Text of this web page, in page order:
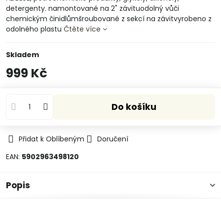
detergenty. namontované na 2" závituodolný vůči
chemickým činidlůmšroubované z sekcí na závitvyrobeno z
odolného plastu Čtěte více
Skladem
999 Kč
Do košíku
Přidat k Oblíbeným
Doručení
EAN: 5902963498120
Popis